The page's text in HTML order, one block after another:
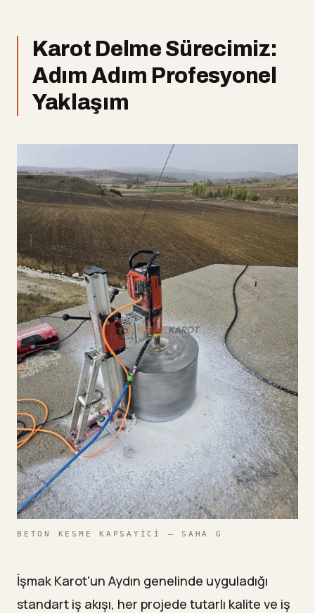
Karot Delme Sürecimiz:
Adım Adım Profesyonel
Yaklaşım
BETON KESME KAPSAYICI — SAHA G
İşmak Karot'un Aydın genelinde uyguladığı
standart iş akışı, her projede tutarlı kalite ve iş